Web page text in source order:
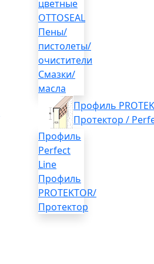
цветные
OTTOSEAL
Пены/
пистолеты/
очистители
Смазки/
масла
Профиль
Протектор /
Профиль
Perfect
Line
Профиль
PROTEKTOR/
Протектор